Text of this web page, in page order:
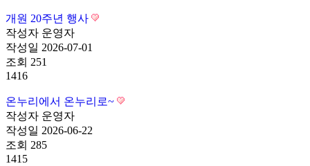
개원 20주년 행사
작성자 운영자
작성일 2026-07-01
조회 251
1416
온누리에서 온누리로~
작성자 운영자
작성일 2026-06-22
조회 285
1415